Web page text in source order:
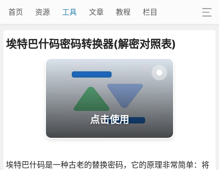
首页 资源 工具 文章 教程 栏目
埃特巴什码密码转换器(解密对照表)
点击使用
埃特巴什码是一种古老的替换密码，它的原理非常简单：将